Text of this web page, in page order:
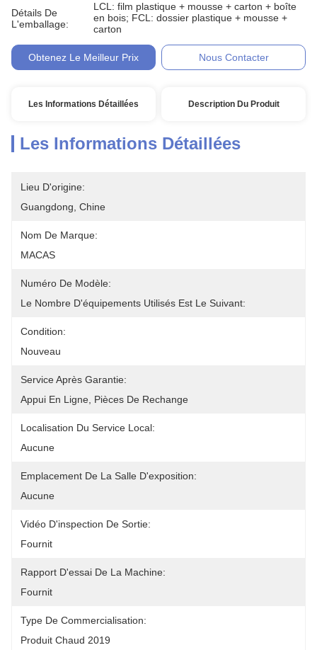
Détails De
L'emballage:
LCL: film plastique + mousse + carton + boîte
en bois; FCL: dossier plastique + mousse +
carton
Obtenez Le Meilleur Prix Nous Contacter
Les Informations Détaillées Description Du Produit
Les Informations Détaillées
Lieu D'origine:
Guangdong, Chine
Nom De Marque:
MACAS
Numéro De Modèle:
Le Nombre D'équipements Utilisés Est Le Suivant:
Condition:
Nouveau
Service Après Garantie:
Appui En Ligne, Pièces De Rechange
Localisation Du Service Local:
Aucune
Emplacement De La Salle D'exposition:
Aucune
Vidéo D'inspection De Sortie:
Fournit
Rapport D'essai De La Machine:
Fournit
Type De Commercialisation:
Produit Chaud 2019